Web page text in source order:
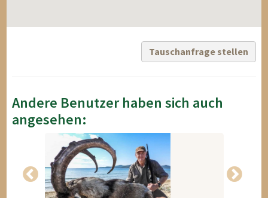
Tauschanfrage stellen
Andere Benutzer haben sich auch
angesehen: